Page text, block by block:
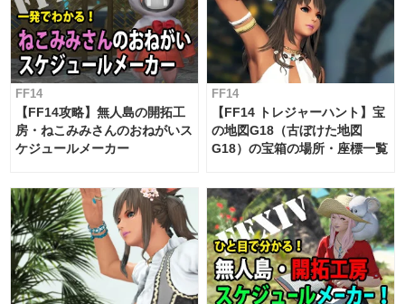
FF14
【FF14攻略】無人島の開拓工
房・ねこみみさんのおねがいス
ケジュールメーカー
FF14
【FF14 トレジャーハント】宝
の地図G18（古ぼけた地図
G18）の宝箱の場所・座標一覧